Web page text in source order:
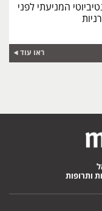
המניעתי לפני
ראו עוד
ותרופות